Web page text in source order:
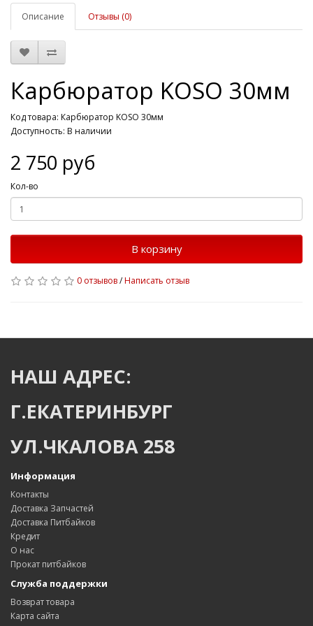
Описание Отзывы (0)
Карбюратор KOSO 30мм
Код товара: Карбюратор KOSO 30мм
Доступность: В наличии
2 750 руб
Кол-во
В корзину
0 отзывов/Написать отзыв
НАШ АДРЕС:
Г.ЕКАТЕРИНБУРГ
УЛ.ЧКАЛОВА 258
Информация
Контакты
Доставка Запчастей
Доставка Питбайков
Кредит
О нас
Прокат питбайков
Служба поддержки
Возврат товара
Карта сайта